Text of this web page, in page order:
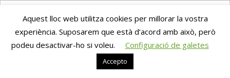
Aquest lloc web utilitza cookies per millorar la vostra
experiència. Suposarem que està d’acord amb això, però
podeu desactivar-ho si voleu.
Configuració de galetes
Accepto